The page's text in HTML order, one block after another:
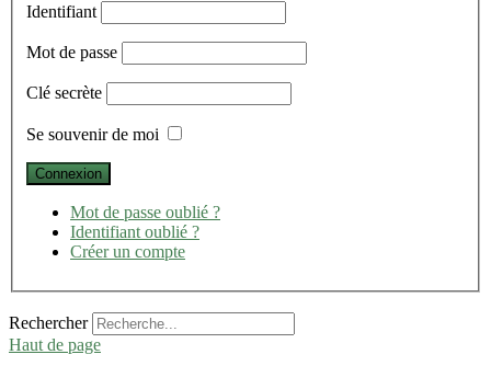
Identifiant
Mot de passe
Clé secrète
Se souvenir de moi
Mot de passe oublié ?
Identifiant oublié ?
Créer un compte
Rechercher
Haut de page